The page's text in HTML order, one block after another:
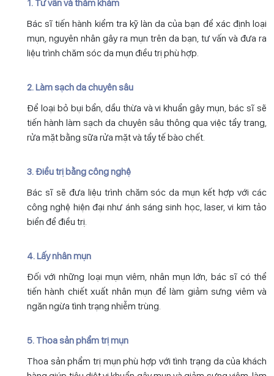
1. Tư vấn và thăm khám
Bác sĩ tiến hành kiểm tra kỹ làn da của bạn để xác định loại
mụn, nguyên nhân gây ra mụn trên da bạn, tư vấn và đưa ra
liệu trình chăm sóc da mụn điều trị phù hợp.
2. Làm sạch da chuyên sâu
Để loại bỏ bụi bẩn, dầu thừa và vi khuẩn gây mụn, bác sĩ sẽ
tiến hành làm sạch da chuyên sâu thông qua việc tẩy trang,
rửa mặt bằng sữa rửa mặt và tẩy tế bào chết.
3. Điều trị bằng công nghệ
Bác sĩ sẽ đưa liệu trình chăm sóc da mụn kết hợp với các
công nghệ hiện đại như ánh sáng sinh học, laser, vi kim tảo
biển để điều trị.
4. Lấy nhân mụn
Đối với những loại mụn viêm, nhân mụn lớn, bác sĩ có thể
tiến hành chiết xuất nhân mụn để làm giảm sưng viêm và
ngăn ngừa tình trạng nhiễm trùng.
5. Thoa sản phẩm trị mụn
Thoa sản phẩm trị mụn phù hợp với tình trạng da của khách